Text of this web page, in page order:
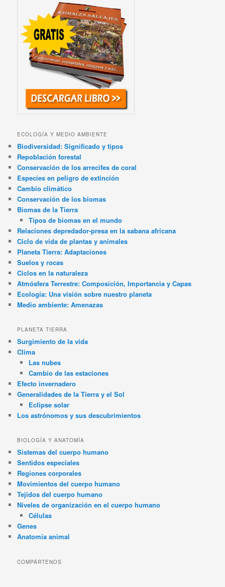
ECOLOGÍA Y MEDIO AMBIENTE
Biodiversidad: Significado y tipos
Repoblación forestal
Conservación de los arrecifes de coral
Especies en peligro de extinción
Cambio climático
Conservación de los biomas
Biomas de la Tierra
Tipos de biomas en el mundo
Relaciones depredador-presa en la sabana africana
Ciclo de vida de plantas y animales
Planeta Tierra: Adaptaciones
Suelos y rocas
Ciclos en la naturaleza
Atmósfera Terrestre: Composición, Importancia y Capas
Ecología: Una visión sobre nuestro planeta
Medio ambiente: Amenazas
PLANETA TIERRA
Surgimiento de la vida
Clima
Las nubes
Cambio de las estaciones
Efecto invernadero
Generalidades de la Tierra y el Sol
Eclipse solar
Los astrónomos y sus descubrimientos
BIOLOGÍA Y ANATOMÍA
Sistemas del cuerpo humano
Sentidos especiales
Regiones corporales
Movimientos del cuerpo humano
Tejidos del cuerpo humano
Niveles de organización en el cuerpo humano
Células
Genes
Anatomía animal
COMPÁRTENOS